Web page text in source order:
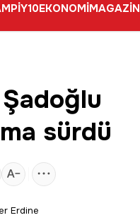
EKONOMİMAGAZİN
sürdü
Erdine